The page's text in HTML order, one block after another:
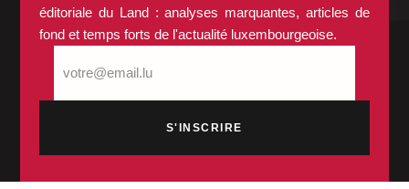
éditoriale du Land : analyses marquantes, articles de
fond et temps forts de l'actualité luxembourgeoise.
mail